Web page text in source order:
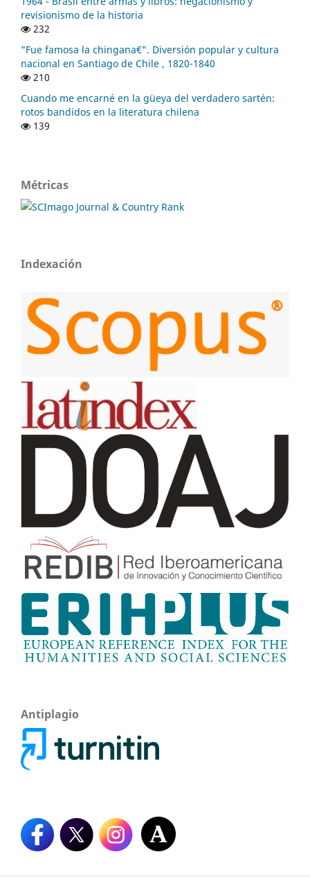
revisionismo de la historia
232
"Fue famosa la chingana€". Diversión popular y cultura
nacional en Santiago de Chile , 1820-1840
210
Cuando me encarné en la güeya del verdadero sartén:
rotos bandidos en la literatura chilena
139
Métricas
Indexación
Antiplagio